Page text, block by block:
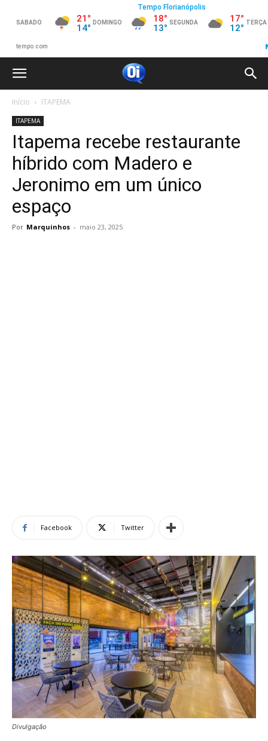
Início ITAPEMA
ITAPEMA
Itapema recebe restaurante
híbrido com Madero e
Jeronimo em um único
espaço
Por Marquinhos - maio 23, 2025
Facebook Twitter
Divulgação